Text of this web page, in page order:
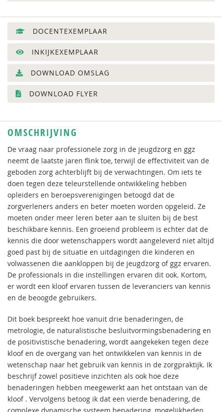
DOCENTEXEMPLAAR
INKIJKEXEMPLAAR
DOWNLOAD OMSLAG
DOWNLOAD FLYER
OMSCHRIJVING
De vraag naar professionele zorg in de jeugdzorg en ggz
neemt de laatste jaren flink toe, terwijl de effectiviteit van de
geboden zorg achterblijft bij de verwachtingen. Om iets te
doen tegen deze teleurstellende ontwikkeling hebben
opleiders en beroepsverenigingen betoogd dat de
zorgverleners anders en beter moeten worden opgeleid. Ze
moeten onder meer leren beter aan te sluiten bij de best
beschikbare kennis. Een groeiend probleem is echter dat de
kennis die door wetenschappers wordt aangeleverd niet altijd
goed past bij de situatie en uitdagingen die kinderen en
volwassenen die aankloppen bij de jeugdzorg of ggz ervaren.
De professionals in die instellingen ervaren dit ook. Kortom,
er wordt een kloof ervaren tussen de leveranciers van kennis
en de beoogde gebruikers.
Dit boek bespreekt hoe vanuit drie benaderingen, de
metrologie, de naturalistische besluitvormingsbenadering en
de positivistische benadering, wordt aangekeken tegen deze
kloof en de overgang van het ontwikkelen van kennis in de
wetenschap naar het gebruik van kennis in de zorgpraktijk. Ik
beschrijf zowel positieve inzichten als ook hoe deze
benaderingen hebben meegewerkt aan het ontstaan van de
kloof . Vervolgens betoog ik dat een vierde benadering, de